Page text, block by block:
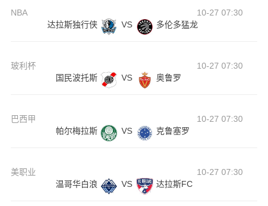
NBA
10-27 07:30
达拉斯独行侠
VS 多伦多猛龙
玻利杯
10-27 07:30
国民波托斯
VS 奥鲁罗
巴西甲
10-27 07:30
帕尔梅拉斯
VS 克鲁塞罗
美职业
10-27 07:30
温哥华白浪
VS 达拉斯FC